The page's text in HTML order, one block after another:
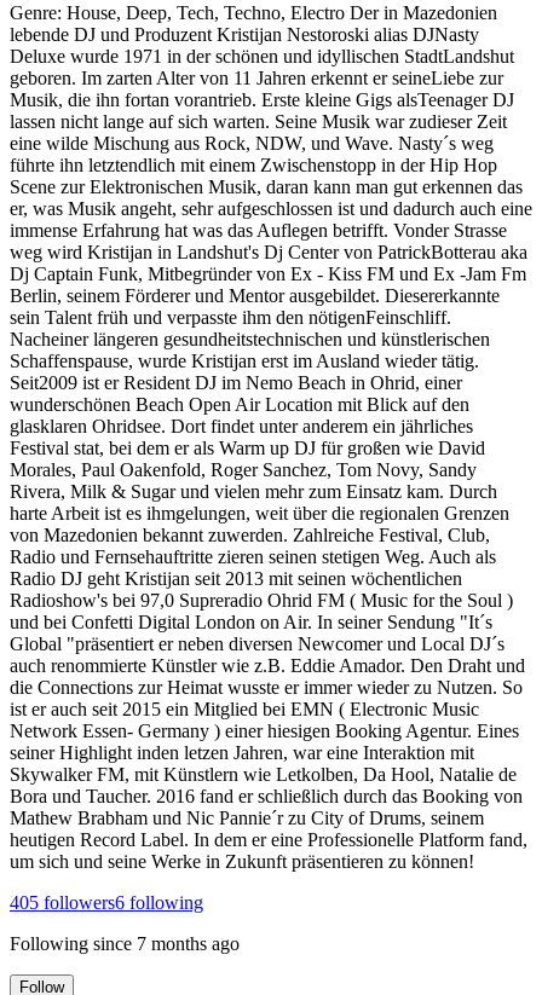
Genre: House, Deep, Tech, Techno, Electro Der in Mazedonien
lebende DJ und Produzent Kristijan Nestoroski alias DJNasty
Deluxe wurde 1971 in der schönen und idyllischen StadtLandshut
geboren. Im zarten Alter von 11 Jahren erkennt er seineLiebe zur
Musik, die ihn fortan vorantrieb. Erste kleine Gigs alsTeenager DJ
lassen nicht lange auf sich warten. Seine Musik war zudieser Zeit
eine wilde Mischung aus Rock, NDW, und Wave. Nasty´s weg
führte ihn letztendlich mit einem Zwischenstopp in der Hip Hop
Scene zur Elektronischen Musik, daran kann man gut erkennen das
er, was Musik angeht, sehr aufgeschlossen ist und dadurch auch eine
immense Erfahrung hat was das Auflegen betrifft. Vonder Strasse
weg wird Kristijan in Landshut's Dj Center von PatrickBotterau aka
Dj Captain Funk, Mitbegründer von Ex - Kiss FM und Ex -Jam Fm
Berlin, seinem Förderer und Mentor ausgebildet. Diesererkannte
sein Talent früh und verpasste ihm den nötigenFeinschliff.
Nacheiner längeren gesundheitstechnischen und künstlerischen
Schaffenspause, wurde Kristijan erst im Ausland wieder tätig.
Seit2009 ist er Resident DJ im Nemo Beach in Ohrid, einer
wunderschönen Beach Open Air Location mit Blick auf den
glasklaren Ohridsee. Dort findet unter anderem ein jährliches
Festival stat, bei dem er als Warm up DJ für großen wie David
Morales, Paul Oakenfold, Roger Sanchez, Tom Novy, Sandy
Rivera, Milk & Sugar und vielen mehr zum Einsatz kam. Durch
harte Arbeit ist es ihmgelungen, weit über die regionalen Grenzen
von Mazedonien bekannt zuwerden. Zahlreiche Festival, Club,
Radio und Fernsehauftritte zieren seinen stetigen Weg. Auch als
Radio DJ geht Kristijan seit 2013 mit seinen wöchentlichen
Radioshow's bei 97,0 Supreradio Ohrid FM ( Music for the Soul )
und bei Confetti Digital London on Air. In seiner Sendung "It´s
Global "präsentiert er neben diversen Newcomer und Local DJ´s
auch renommierte Künstler wie z.B. Eddie Amador. Den Draht und
die Connections zur Heimat wusste er immer wieder zu Nutzen. So
ist er auch seit 2015 ein Mitglied bei EMN ( Electronic Music
Network Essen- Germany ) einer hiesigen Booking Agentur. Eines
seiner Highlight inden letzen Jahren, war eine Interaktion mit
Skywalker FM, mit Künstlern wie Letkolben, Da Hool, Natalie de
Bora und Taucher. 2016 fand er schließlich durch das Booking von
Mathew Brabham und Nic Pannie´r zu City of Drums, seinem
heutigen Record Label. In dem er eine Professionelle Platform fand,
um sich und seine Werke in Zukunft präsentieren zu können!
405 followers6 following
Following since 7 months ago
Follow